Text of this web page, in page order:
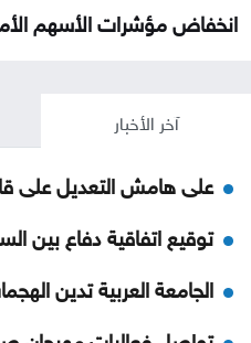
انخفاض مؤشرات الأسهم
آخر الأخبار
على هامش التعديل على
توقيع اتفاقية دفاع بين
الجامعة العربية تدين